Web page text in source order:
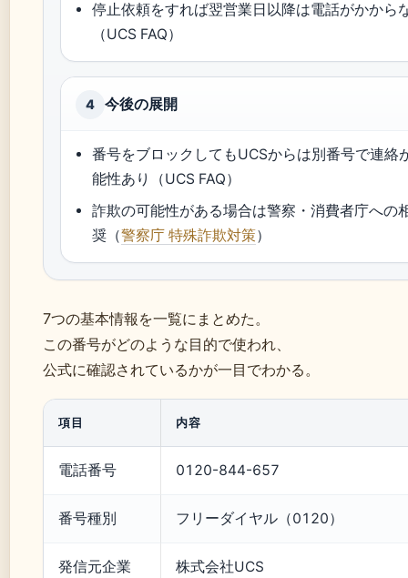
停止依頼をすれば翌営業日以降は電話がかから
（UCS FAQ）
4 今後の展開
番号をブロックしてもUCSからは別番号で連絡
能性あり（UCS FAQ）
詐欺の可能性がある場合は警察・消費者庁への
奨（警察庁 特殊詐欺対策）
7つの基本情報を一覧にまとめた。
この番号がどのような目的で使われ、
公式に確認されているかが一目でわかる。
項目 内容
電話番号 0120-844-657
番号種別 フリーダイヤル（0120）
発信元企業 株式会社UCS